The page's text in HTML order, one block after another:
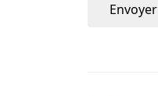
Envoyer